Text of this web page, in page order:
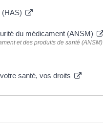
(HAS)
du médicament (ANSM)
et des produits de santé (ANSM)
santé, vos droits